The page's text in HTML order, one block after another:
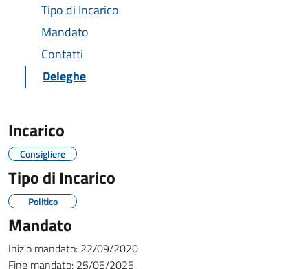
Tipo di Incarico
Mandato
Contatti
Deleghe
Incarico
Consigliere
Tipo di Incarico
Politico
Mandato
Inizio mandato: 22/09/2020
Fine mandato: 25/05/2025